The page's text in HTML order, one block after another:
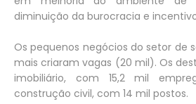
diminuição da burocracia e
Os pequenos negócios do setor de
mais criaram vagas (20 mil). Os
imobiliário, com 15,2 mil
construção civil, com 14 mil postos.